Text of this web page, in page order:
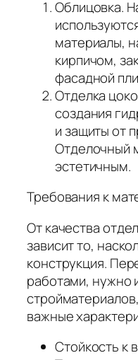
Облицовка.
материалы,
кирпичом,
фасадной
Отделка
создания
и защиты от
Отделочный
эстетичным.
Требования к
От качества
зависит то,
конструкция.
работами, нужно
важные
Стойкость к